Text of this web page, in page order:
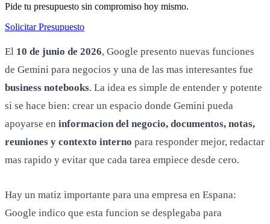
Pide tu presupuesto sin compromiso hoy mismo.
Solicitar Presupuesto
El 10 de junio de 2026, Google presento nuevas funciones
de Gemini para negocios y una de las mas interesantes fue
business notebooks. La idea es simple de entender y potente
si se hace bien: crear un espacio donde Gemini pueda
apoyarse en informacion del negocio, documentos, notas,
reuniones y contexto interno para responder mejor, redactar
mas rapido y evitar que cada tarea empiece desde cero.
Hay un matiz importante para una empresa en Espana:
Google indico que esta funcion se desplegaba para